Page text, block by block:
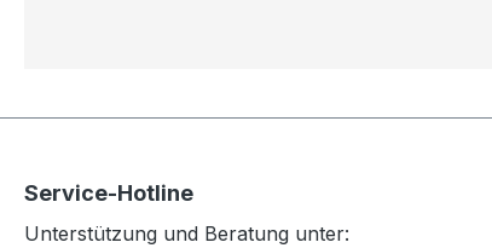
Service-Hotline
Unterstützung und Beratung unter: